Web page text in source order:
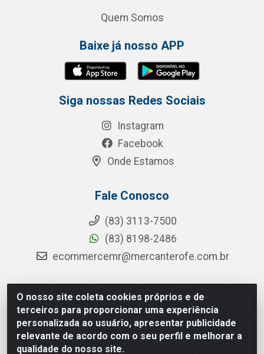
O nosso site coleta cookies próprios e de
terceiros para proporcionar uma experiência
personalizada ao usuário, apresentar publicidade
relevante de acordo com o seu perfil e melhorar a
qualidade do nosso site.
Quem Somos
Baixe já nosso APP
Siga nossas Redes Sociais
Instagram
Facebook
Onde Estamos
Fale Conosco
(83) 3113-7500
(83) 8198-2486
ecommercemr@mercanterofe.com.br
MR Distribuidora - Rua Hortêncio Ribeiro de Luna, 3777 -
Distrito Industrial, João Pessoa/PB - CEP 58081-400 - CNPJ
35.428.312/0001-85